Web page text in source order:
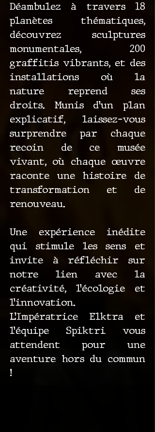
Déambulez à travers 18
planètes thématiques,
découvrez sculptures
monumentales, 200
graffitis vibrants, et des
installations où la
nature reprend ses
droits. Munis d’un plan
explicatif, laissez-vous
surprendre par chaque
recoin de ce musée
vivant, où chaque œuvre
raconte une histoire de
transformation et de
renouveau.
Une expérience inédite
qui stimule les sens et
invite à réfléchir sur
notre lien avec la
créativité, l’écologie et
l’innovation.
L’Impératrice Elktra et
l’équipe Spiktri vous
attendent pour une
aventure hors du commun
!